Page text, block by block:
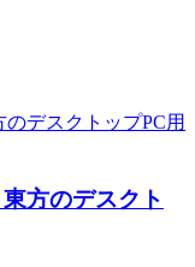
方のデスクト